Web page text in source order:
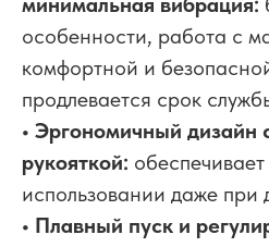
особенности, работа с
комфортной и
продлевается срок
• Эргономичный дизайн
рукояткой:
использовании даже при
• Плавный пуск и